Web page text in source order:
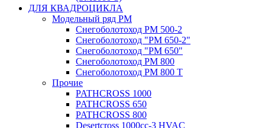
ДЛЯ КВАДРОЦИКЛА
Модельный ряд РМ
Снегоболотоход РМ 500-2
Снегоболотоход "РМ 650-2"
Снегоболотоход "РМ 650"
Снегоболотоход РМ 800
Снегоболотоход РМ 800 Т
Прочие
PATHCROSS 1000
PATHCROSS 650
PATHCROSS 800
Desertcross 1000cc-3 HVAC